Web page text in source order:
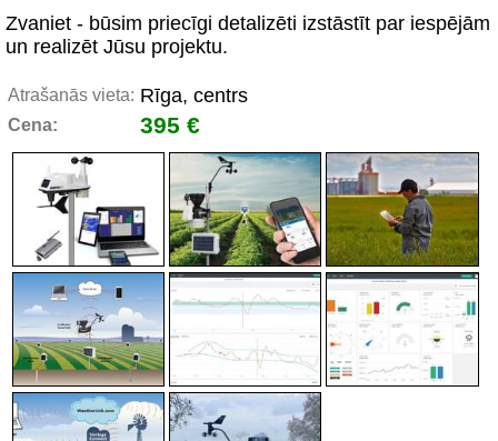
Zvaniet - būsim priecīgi detalizēti izstāstīt par iespējām
un realizēt Jūsu projektu.
Atrašanās vieta: Rīga, centrs
Cena: 395 €